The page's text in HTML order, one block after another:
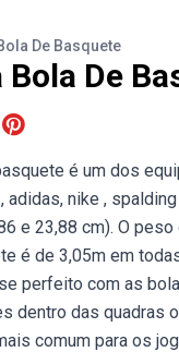
De Basquete
Bola De
é um dos
adidas, nike ,
e 23,88 cm). O
é de 3,05m em
perfeito com as
dentro das quadras
comum para os